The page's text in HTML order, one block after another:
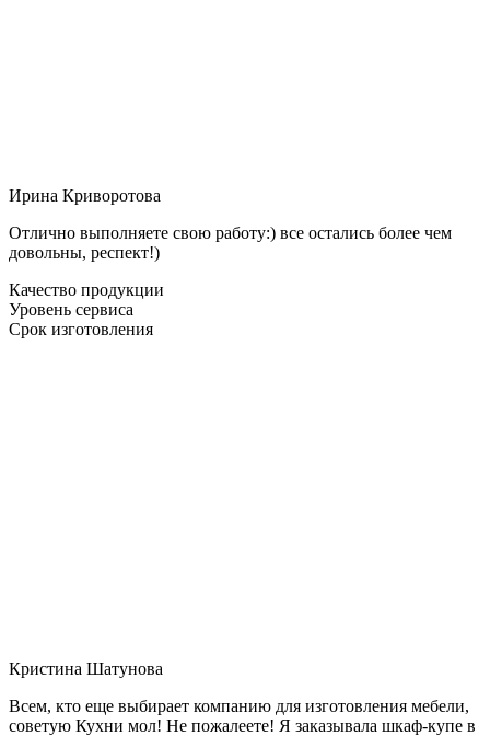
Ирина Криворотова
Отлично выполняете свою работу:) все остались более чем
довольны, респект!)
Качество продукции
Уровень сервиса
Срок изготовления
Кристина Шатунова
Всем, кто еще выбирает компанию для изготовления мебели,
советую Кухни мол! Не пожалеете! Я заказывала шкаф-купе в